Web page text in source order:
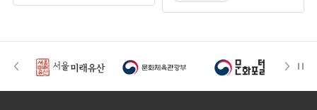
#경상북도 의병
#전라북도 의병장